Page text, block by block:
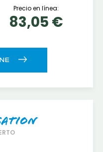
Precio en línea:
83,05 €